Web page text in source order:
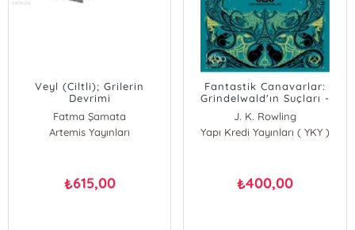
Veyl (Ciltli); Grilerin
Devrimi
Fatma Şamata
Artemis Yayınları
₺615,00
Fantastik Canavarlar:
Grindelwald'ın Suçları -
Orijinal Senaryo
J. K. Rowling
Yapı Kredi Yayınları ( YKY )
₺400,00